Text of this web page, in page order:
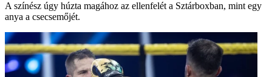
A színész úgy húzta magához az ellenfelét a Sztárboxban, mint egy
anya a csecsemőjét.